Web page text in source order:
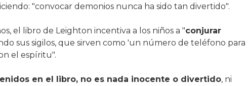
"convocar demonios nunca ha sido tan divertido".
el libro de Leighton incentiva a los niños a "conjurar
sus sigilos, que sirven como 'un número de teléfono para
el espíritu".
en el libro, no es nada inocente o divertido, ni